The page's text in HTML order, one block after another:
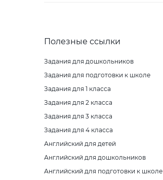
Полезные ссылки
Задания для дошкольников
Задания для подготовки к школе
Задания для 1 класса
Задания для 2 класса
Задания для 3 класса
Задания для 4 класса
Английский для детей
Английский для дошкольников
Английский для подготовки к школе